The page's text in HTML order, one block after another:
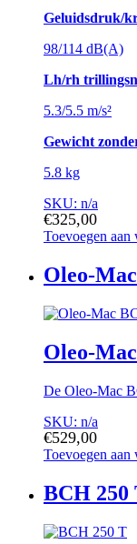
Geluidsdruk/
98/114 dB(A)
Lh/rh
5.3/5.5 m/s²
Gewicht
5.8 kg
SKU: n/a
€325,00
Toevoegen
Oleo-
Oleo-
De Oleo-Mac
SKU: n/a
€529,00
Toevoegen
BCH 250